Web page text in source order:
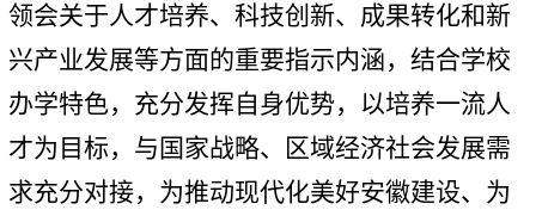
领会关于人才培养、科技创新、成果转化和新
兴产业发展等方面的重要指示内涵，结合学校
办学特色，充分发挥自身优势，以培养一流人
才为目标，与国家战略、区域经济社会发展需
求充分对接，为推动现代化美好安徽建设、为